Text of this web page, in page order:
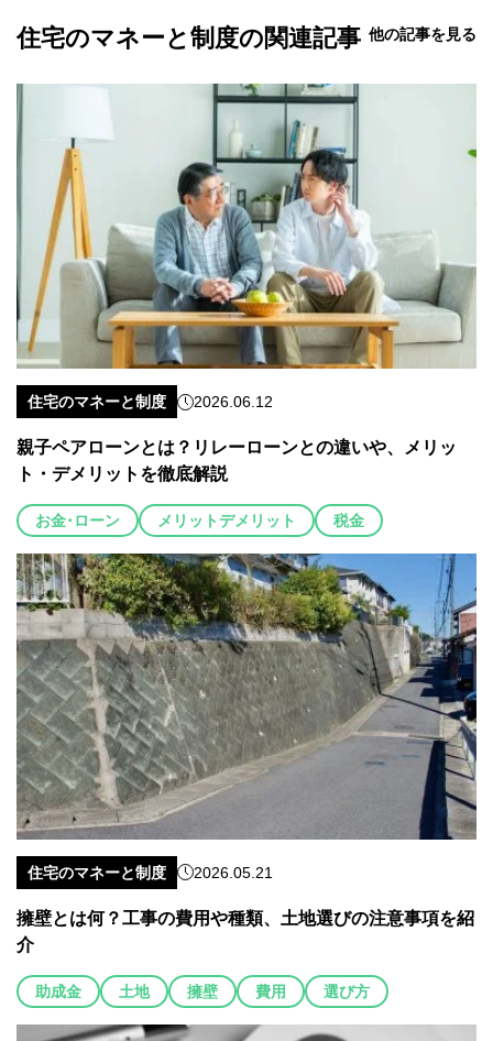
住宅のマネーと制度の関連記事 他の記事を見る
住宅のマネーと制度 2026.06.12
親子ペアローンとは？リレーローンとの違いや、メリッ
ト・デメリットを徹底解説
お金･ローン メリットデメリット 税金
住宅のマネーと制度 2026.05.21
擁壁とは何？工事の費用や種類、土地選びの注意事項を紹
介
助成金 土地 擁壁 費用 選び方